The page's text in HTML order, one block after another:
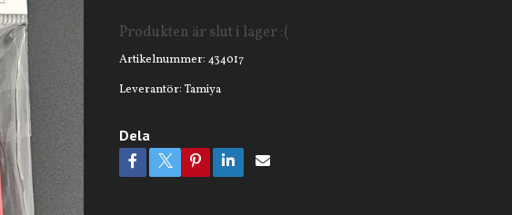
Produkten är slut i lager :(
Artikelnummer: 434017
Leverantör: Tamiya
Dela